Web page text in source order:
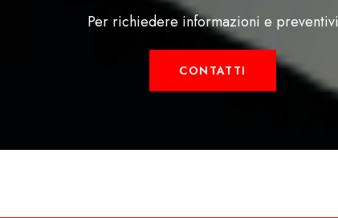
Per richiedere informazioni e preventivi
CONTATTI